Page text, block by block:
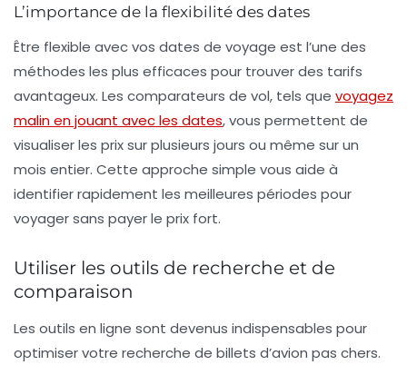
L’importance de la flexibilité des dates
Être flexible avec vos dates de voyage est l’une des
méthodes les plus efficaces pour trouver des tarifs
avantageux. Les comparateurs de vol, tels que voyagez
malin en jouant avec les dates, vous permettent de
visualiser les prix sur plusieurs jours ou même sur un
mois entier. Cette approche simple vous aide à
identifier rapidement les meilleures périodes pour
voyagersans payer le prix fort.
Utiliser les outils de recherche et de
comparaison
Les outils en ligne sont devenus indispensables pour
optimiser votre recherche de billets d’avion pas chers.